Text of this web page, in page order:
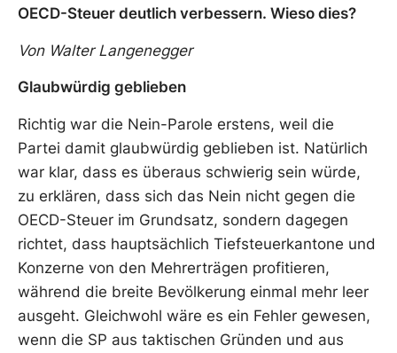
OECD-Steuer deutlich verbessern. Wieso dies?
Von Walter Langenegger
Glaubwürdig geblieben
Richtig war die Nein-Parole erstens, weil die
Partei damit glaubwürdig geblieben ist. Natürlich
war klar, dass es überaus schwierig sein würde,
zu erklären, dass sich das Nein nicht gegen die
OECD-Steuer im Grundsatz, sondern dagegen
richtet, dass hauptsächlich Tiefsteuerkantone und
Konzerne von den Mehrerträgen profitieren,
während die breite Bevölkerung einmal mehr leer
ausgeht. Gleichwohl wäre es ein Fehler gewesen,
wenn die SP aus taktischen Gründen und aus